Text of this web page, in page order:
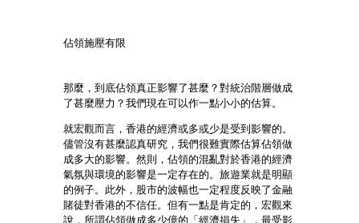
佔領施壓有限
那麼，到底佔領真正影響了甚麼？對統治階層做成
了甚麼壓力？我們現在可以作一點小小的估算。
就宏觀而言，香港的經濟或多或少是受到影響的。
儘管沒有甚麼認真研究，我們很難實際估算佔領做
成多大的影響。然則，佔領的混亂對於香港的經濟
氣氛與環境的影響是一定存在的。旅遊業就是明顯
的例子。此外，股市的波幅也一定程度反映了金融
賭徒對香港的不信任。但有一點是肯定的，宏觀來
說，所謂佔領做成多少億的「經濟損失」，最受影